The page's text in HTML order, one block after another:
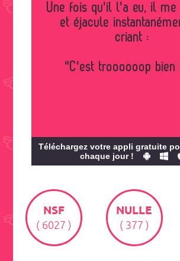
Une fois qu'il l'a eu, il me
et éjacule
criant :
"C'est troooooop bien
Téléchargez votre appli gratuite
chaque jour !
NSF
( 6027 )
NULLE
( 377 )